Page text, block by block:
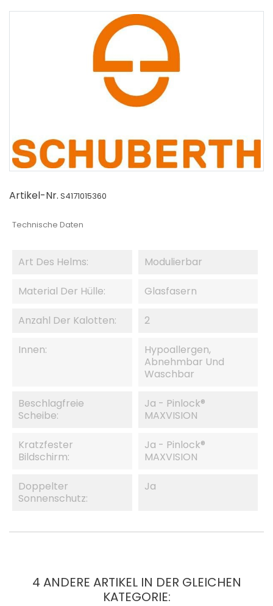
Artikel-Nr. S4171015360
Technische Daten
Art Des Helms: Modulierbar
Material Der Hülle: Glasfasern
Anzahl Der Kalotten: 2
Innen:
Hypoallergen,
Abnehmbar Und
Waschbar
Beschlagfreie
Scheibe:
Ja - Pinlock®
MAXVISION
Kratzfester
Bildschirm:
Ja - Pinlock®
MAXVISION
Doppelter
Sonnenschutz:
Ja
4 ANDERE ARTIKEL IN DER GLEICHEN
KATEGORIE: